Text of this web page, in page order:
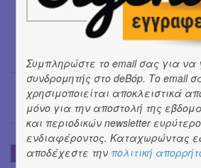
ΝΕΑ
Συμπληρώστε το email σας για να
συνδρομητής στο deBόp. Το email
χρησιμοποιείται αποκλειστικά
μόνο για την αποστολή της
και περιοδικών newsletter
ενδιαφέροντος. Καταχωρώντας
αποδέχεστε την πολιτική